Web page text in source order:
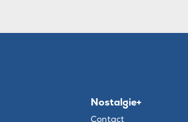
Nostalgie+
Contact